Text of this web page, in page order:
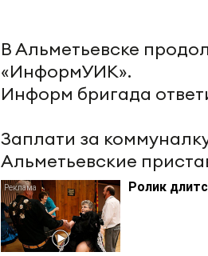
В Альметьевске
«ИнформУИК».
Информ бригада
Заплати за
Альметьевские
Ролик